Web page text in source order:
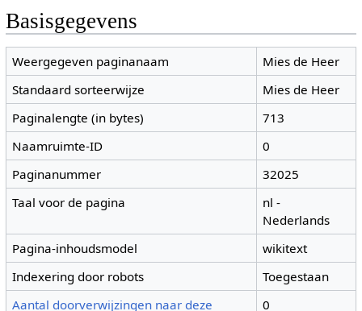
Basisgegevens
Weergegeven paginanaam
Mies de Heer
Standaard sorteerwijze
Mies de Heer
Paginalengte (in bytes)
713
Naamruimte-ID
0
Paginanummer
32025
Taal voor de pagina
nl -
Nederlands
Pagina-inhoudsmodel
wikitext
Indexering door robots
Toegestaan
Aantal doorverwijzingen naar deze
0